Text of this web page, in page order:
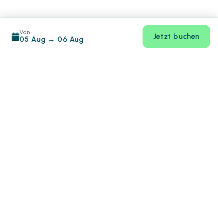
Von
05 Aug → 06 Aug Jetzt buchen